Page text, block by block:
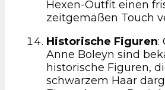
Hexen-Outfit einen
zeitgemäßen Touch
Historische Figuren:
Anne Boleyn sind
historische Figuren,
schwarzem Haar